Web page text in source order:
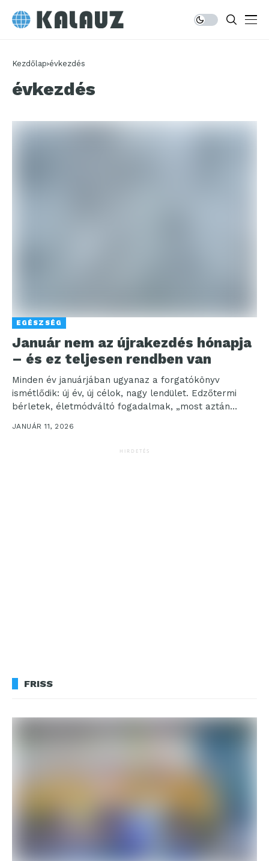
Kezdőlap évkezdés
évkezdés
EGÉSZSÉG
Január nem az újrakezdés hónapja
– és ez teljesen rendben van
Minden év januárjában ugyanaz a forgatókönyv
ismétlődik: új év, új célok, nagy lendület. Edzőtermi
bérletek, életmódváltó fogadalmak, „most aztán
minden más lesz” érzés....
JANUÁR 11, 2026
HIRDETÉS
FRISS